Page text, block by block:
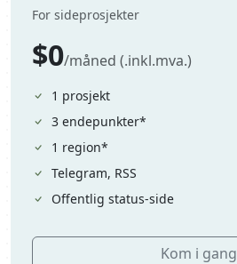
For sideprosjekter
$0/måned (.inkl.mva.)
1 prosjekt
3 endepunkter*
1 region*
Telegram, RSS
Offentlig status-side
Kom i gang